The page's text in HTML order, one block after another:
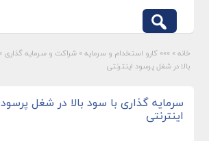
خانه » »»» کارو استخدام و سرمایه » شراکت و سرمایه گذاری »
بالا در شغل پرسود اینترنتی
سرمایه گذاری با سود بالا در شغل پرسود
اینترنتی